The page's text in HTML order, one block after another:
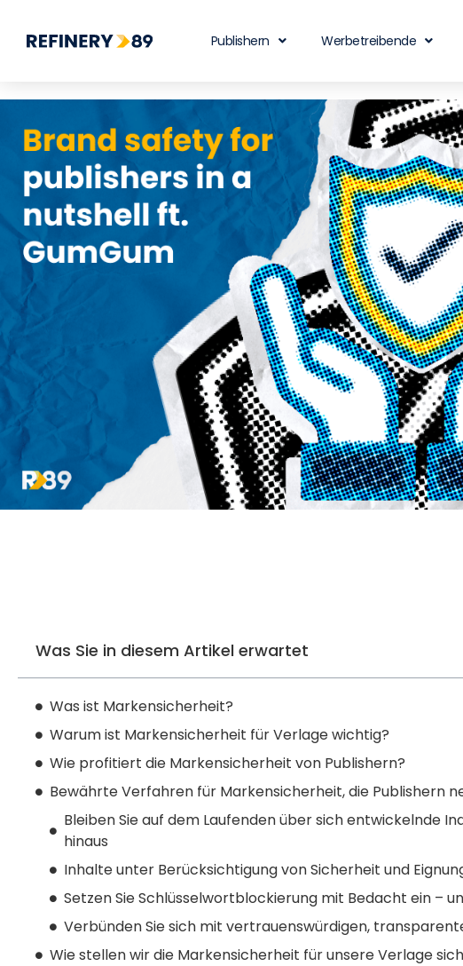
Publishern Werbetreibende
Was Sie in diesem Artikel erwartet
Was ist Markensicherheit?
Warum ist Markensicherheit für Verlage wichtig?
Wie profitiert die Markensicherheit von Publishern?
Bewährte Verfahren für Markensicherheit, die Publishern
Bleiben Sie auf dem Laufenden über sich entwickelnde
hinaus
Inhalte unter Berücksichtigung von Sicherheit und
Setzen Sie Schlüsselwortblockierung mit Bedacht ein –
Verbünden Sie sich mit vertrauenswürdigen,
Wie stellen wir die Markensicherheit für unsere Verlage